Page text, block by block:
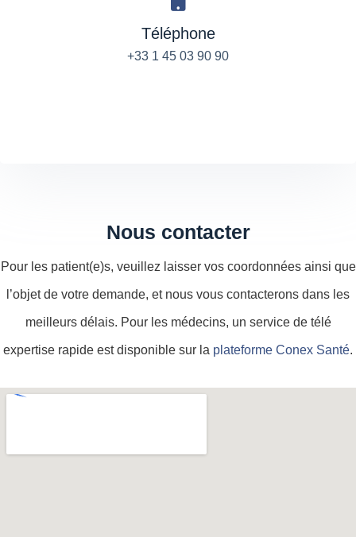
Téléphone
+33 1 45 03 90 90
Nous contacter
Pour les patient(e)s, veuillez laisser vos coordonnées ainsi que
l’objet de votre demande, et nous vous contacterons dans les
meilleurs délais. Pour les médecins, un service de télé
expertise rapide est disponible sur la plateforme Conex Santé.